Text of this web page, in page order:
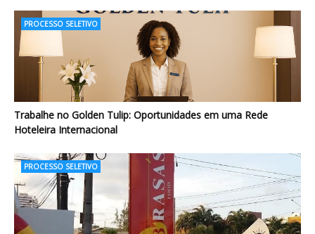
PROCESSO SELETIVO
Trabalhe no Golden Tulip: Oportunidades em uma Rede
Hoteleira Internacional
PROCESSO SELETIVO